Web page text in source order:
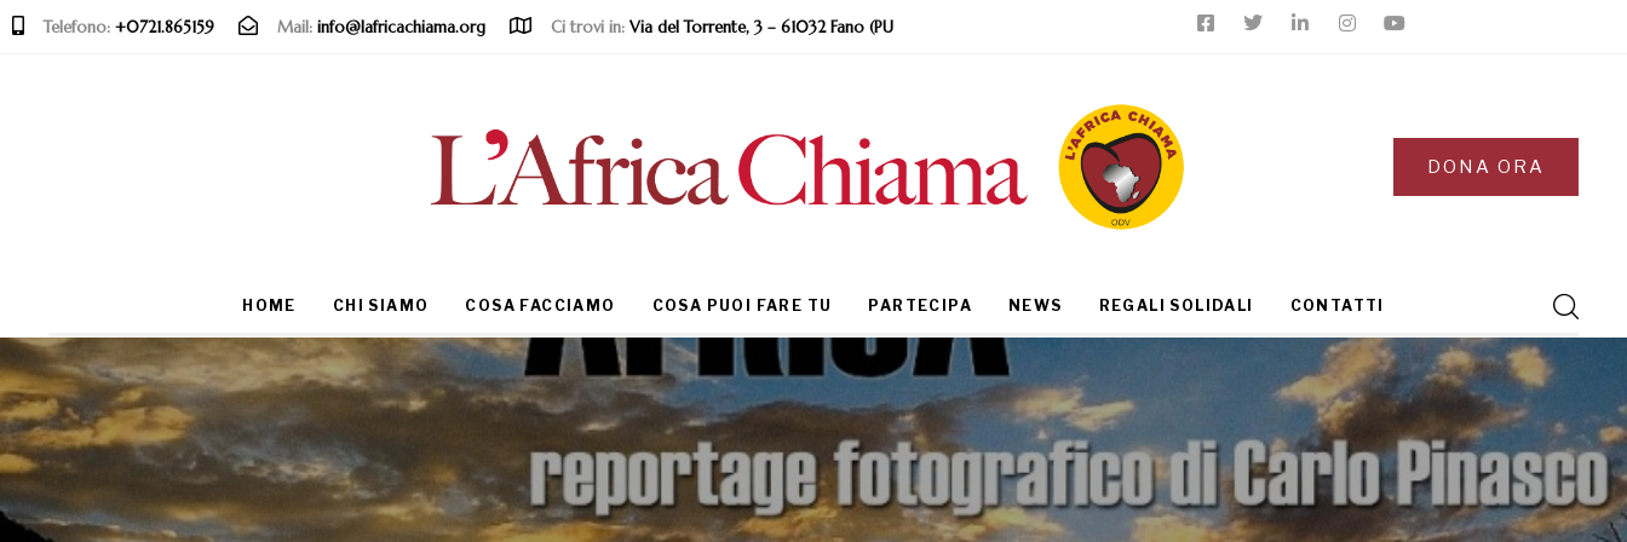
Telefono: +0721.865159 Mail: info@lafricachiama.org Ci trovi in: Via del Torrente, 3 – 61032 Fano (PU
DONA ORA
HOME CHI SIAMO COSA FACCIAMO COSA PUOI FARE TU PARTECIPA NEWS REGALI SOLIDALI CONTATTI